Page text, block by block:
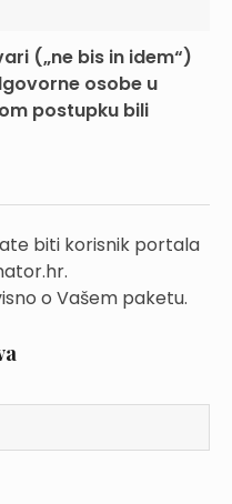
(„ne bis in idem“)
osobe u
postupku bili
biti korisnik portala
o Vašem paketu.